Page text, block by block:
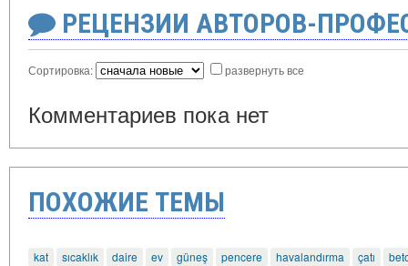
РЕЦЕНЗИИ АВТОРОВ-
Сортировка: развернуть все
Комментариев пока нет
ПОХОЖИЕ ТЕМЫ
kat sıcaklık daire ev güneş pencere havalandırma çatı